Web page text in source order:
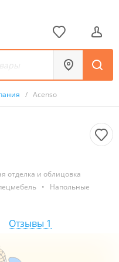
/ Acenso
отделка и облицовка
•
Напольные
Отзывы 1